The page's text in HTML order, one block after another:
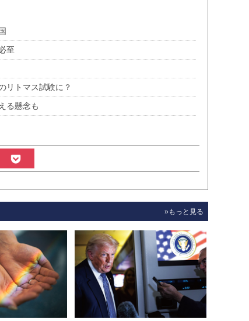
至
リトマス試験に？
る懸念も
»もっと見る